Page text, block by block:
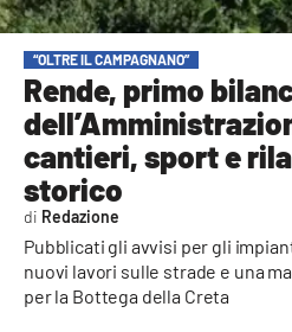
LAC NETWORK
LAC ONAIR
LaC
Network
LACPLAY.IT
LACTV.IT
LACONAIR.IT
LACITYMAG.IT
“OLTRE IL CAMPAGNANO”
Rende, primo
cantieri, sport e
storico
Pubblicati gli avvisi per gli
nuovi lavori sulle strade e una
per la Bottega della Creta
Redazione